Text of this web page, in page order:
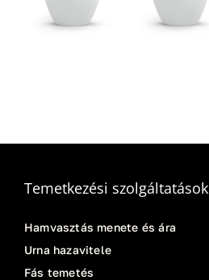
Temetkezési szolgáltatások
Hamvasztás menete és ára
Urna hazavitele
Fás temetés